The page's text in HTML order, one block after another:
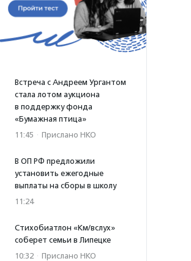
Встреча с Андреем Ургантом
стала лотом аукциона
в поддержку фонда
«Бумажная птица»
11:45 · Прислано НКО
В ОП РФ предложили
установить ежегодные
выплаты на сборы в школу
11:24
Стихобиатлон «Км/вслух»
соберет семьи в Липецке
10:32 · Прислано НКО